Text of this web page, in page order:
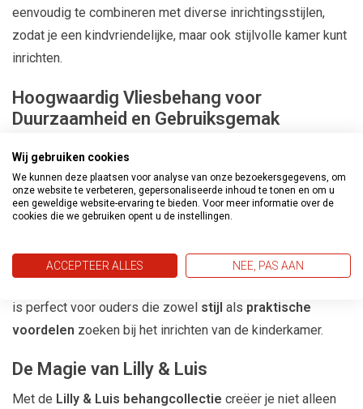
eenvoudig te combineren met diverse inrichtingsstijlen,
zodat je een kindvriendelijke, maar ook stijlvolle kamer kunt
inrichten.
Hoogwaardig Vliesbehang voor
Duurzaamheid en Gebruiksgemak
vliesbehang
, wat niet alleen duurzaam is, maar ook
gebruiksvriendelijk. Hetrobuuste materiaalzorgt ervoor
dat het behang lang mooi blijft, zelfs in een drukbezochte
aan te brengen, wat het ideaal maakt voor zowel
is perfect voor ouders die zowel stijl als praktische
voordelen zoeken bij het inrichten van de kinderkamer.
De Magie van Lilly & Luis
Met de Lilly & Luis behangcollectie creëer je niet alleen
Wij gebruiken cookies
We kunnen deze plaatsen voor analyse van onze bezoekersgegevens, om
onze website te verbeteren, gepersonaliseerde inhoud te tonen en om u
een geweldige website-ervaring te bieden. Voor meer informatie over de
cookies die we gebruiken opent u de instellingen.
ACCEPTEER ALLES NEE, PAS AAN